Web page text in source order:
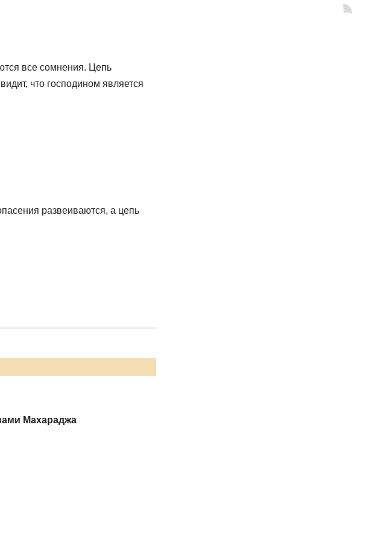
все сомнения. Цепь
что господином является
развеиваются, а цепь
Махараджа